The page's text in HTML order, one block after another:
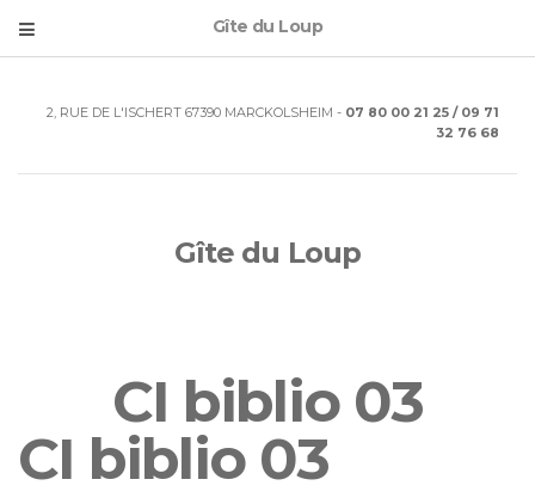
Gîte du Loup
2, RUE DE L'ISCHERT 67390 MARCKOLSHEIM - 07 80 00 21 25 / 09 71
32 76 68
Gîte du Loup
CI biblio 03
CI biblio 03